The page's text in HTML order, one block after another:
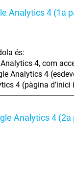
Analytics 4 (1a
és:
4, com
Analytics 4
4 (pàgina
Analytics 4 (2a